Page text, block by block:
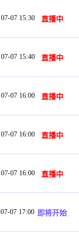
07-07 15:30 直播中
07-07 15:40 直播中
07-07 16:00 直播中
07-07 16:00 直播中
07-07 16:00 直播中
07-07 17:00 即将开始